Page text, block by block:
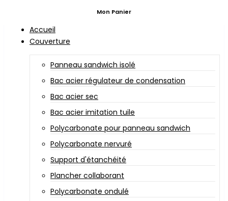
Mon Panier
Accueil
Couverture
Panneau sandwich isolé
Bac acier régulateur de condensation
Bac acier sec
Bac acier imitation tuile
Polycarbonate pour panneau sandwich
Polycarbonate nervuré
Support d'étanchéité
Plancher collaborant
Polycarbonate ondulé